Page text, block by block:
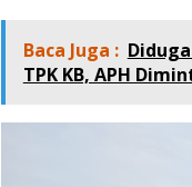
Baca Juga :
TPK KB, APH